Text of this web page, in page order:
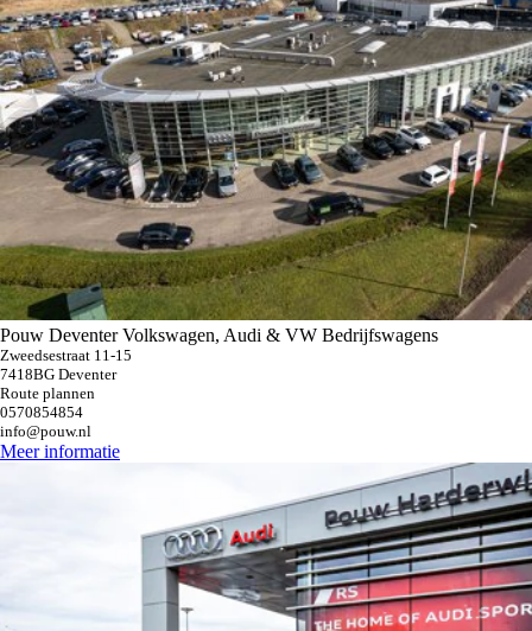
Pouw Deventer Volkswagen, Audi & VW Bedrijfswagens
Zweedsestraat 11-15
7418BG Deventer
Route plannen
0570854854
info@pouw.nl
Meer informatie